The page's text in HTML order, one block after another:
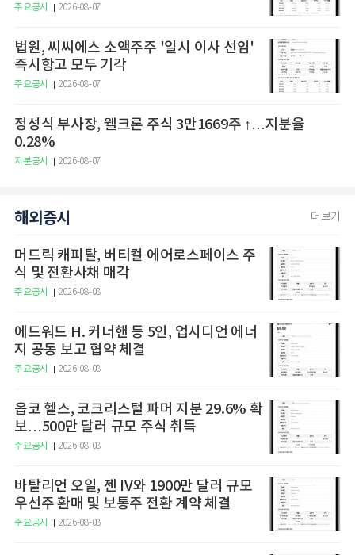
주요공시 2026-08-07
법원, 씨씨에스 소액주주 '일시 이사 선임'
즉시항고 모두 기각
주요공시 2026-08-07
정성식 부사장, 웰크론 주식 3만1669주 ↑…지분율
0.28%
지분공시 2026-08-07
해외증시 더보기
머드릭 캐피탈, 버티컬 에어로스페이스 주
식 및 전환사채 매각
주요공시 2026-08-08
에드워드 H. 커너핸 등 5인, 업시디언 에너
지 공동 보고 협약 체결
주요공시 2026-08-08
옵코 헬스, 코크리스털 파머 지분 29.6% 확
보…500만 달러 규모 주식 취득
주요공시 2026-08-08
바탈리언 오일, 젠 IV와 1900만 달러 규모
우선주 환매 및 보통주 전환 계약 체결
주요공시 2026-08-08